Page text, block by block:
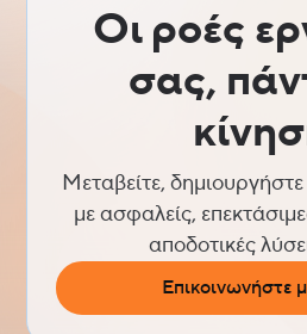
Οι ροές
σας,
Μεταβείτε,
με ασφαλείς,
αποδοτικές
Επικοινωνήστε